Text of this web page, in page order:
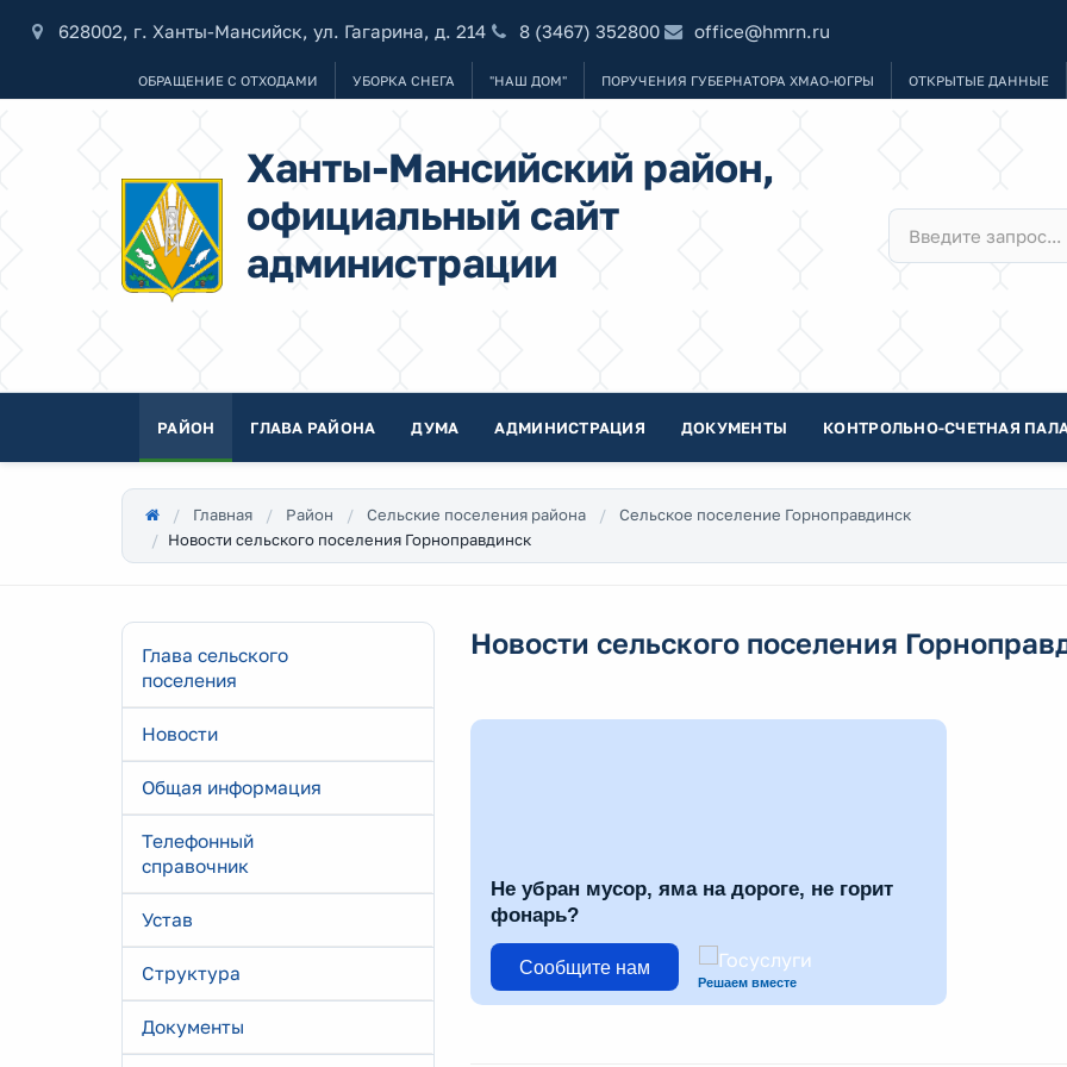
628002, г. Ханты-Мансийск, ул. Гагарина, д. 214 8 (3467) 352800 office@hmrn.ru
ОБРАЩЕНИЕ С ОТХОДАМИ УБОРКА СНЕГА "НАШ ДОМ" ПОРУЧЕНИЯ ГУБЕРНАТОРА ХМАО-ЮГРЫ ОТКРЫТЫЕ ДАННЫЕ
Ханты-Мансийский район,
официальный сайт
администрации
РАЙОН ГЛАВА РАЙОНА ДУМА АДМИНИСТРАЦИЯ ДОКУМЕНТЫ КОНТРОЛЬНО-СЧЕТНАЯ
Главная Район Сельские поселения района
Сельское поселение Горноправдинск
Новости сельского поселения Горноправдинск
Глава сельского
поселения
Новости
Общая информация
Телефонный
справочник
Устав
Структура
Документы
Новости сельского поселения
Не убран мусор, яма на дороге, не горит
фонарь?
Сообщите нам
Решаем вместе